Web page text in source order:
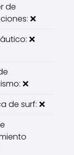
de
❌
❌
❌
de surf: ❌